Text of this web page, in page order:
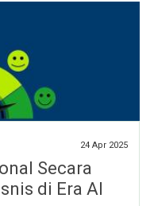
24 Apr 2025
Secara
di Era AI